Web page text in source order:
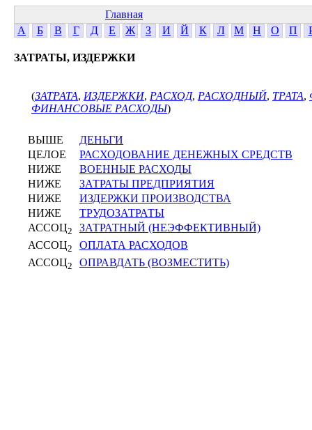
Главная
А
Б В Г Д Е Ж З И Й К Л М Н О П
ЗАТРАТЫ, ИЗДЕРЖКИ
(ЗАТРАТА, ИЗДЕРЖКИ, РАСХОД, РАСХОДНЫЙ, ТРАТА,
ФИНАНСОВЫЕ РАСХОДЫ)
ВЫШЕ
ДЕНЬГИ
ЦЕЛОЕ
РАСХОДОВАНИЕ ДЕНЕЖНЫХ СРЕДСТВ
НИЖЕ
ВОЕННЫЕ РАСХОДЫ
НИЖЕ
ЗАТРАТЫ ПРЕДПРИЯТИЯ
НИЖЕ
ИЗДЕРЖКИ ПРОИЗВОДСТВА
НИЖЕ
ТРУДОЗАТРАТЫ
АССОЦ2
ЗАТРАТНЫЙ (НЕЭФФЕКТИВНЫЙ)
АССОЦ2
ОПЛАТА РАСХОДОВ
АССОЦ2 ОПРАВДАТЬ (ВОЗМЕСТИТЬ)